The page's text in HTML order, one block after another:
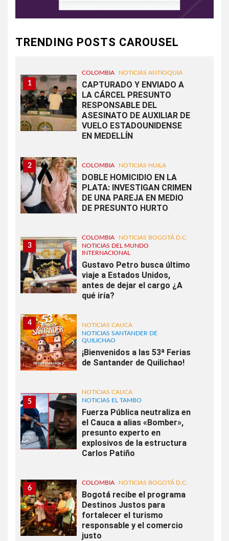
TRENDING POSTS CAROUSEL
1
COLOMBIA NOTICIAS ANTIOQUIA
CAPTURADO Y ENVIADO A
LA CÁRCEL PRESUNTO
RESPONSABLE DEL
ASESINATO DE AUXILIAR DE
VUELO ESTADOUNIDENSE
EN MEDELLÍN
2 COLOMBIA NOTICIAS HUILA
DOBLE HOMICIDIO EN LA
PLATA: INVESTIGAN CRIMEN
DE UNA PAREJA EN MEDIO
DE PRESUNTO HURTO
3
COLOMBIA
NOTICIAS BOGOTÁ D.C.
NOTICIAS DEL MUNDO
INTERNACIONAL
Gustavo Petro busca último
viaje a Estados Unidos,
antes de dejar el cargo ¿A
qué iría?
4
NOTICIAS CAUCA
NOTICIAS SANTANDER DE
QUILICHAO
¡Bienvenidos a las 53ª Ferias
de Santander de Quilichao!
5
NOTICIAS CAUCA
NOTICIAS EL TAMBO
Fuerza Pública neutraliza en
el Cauca a alias «Bomber»,
presunto experto en
explosivos de la estructura
Carlos Patiño
6
COLOMBIA NOTICIAS BOGOTÁ D.C.
Bogotá recibe el programa
Destinos Justos para
fortalecer el turismo
responsable y el comercio
justo